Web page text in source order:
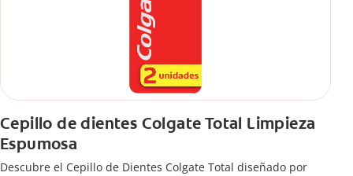
Cepillo de dientes Colgate Total Limpieza
Espumosa
Descubre el Cepillo de Dientes Colgate Total diseñado por